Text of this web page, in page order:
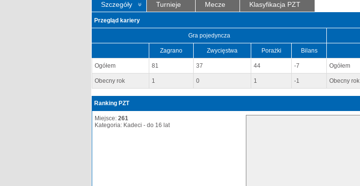
Szczegóły Turnieje Mecze Klasyfikacja PZT
Przegląd kariery
Gra pojedyncza
Zagrano Zwycięstwa Porażki Bilans
Ogółem 81 37 44 -7 Ogółem
Obecny rok 1 0 1 -1 Obecny rok
Ranking PZT
Miejsce: 261
Kategoria: Kadeci - do 16 lat